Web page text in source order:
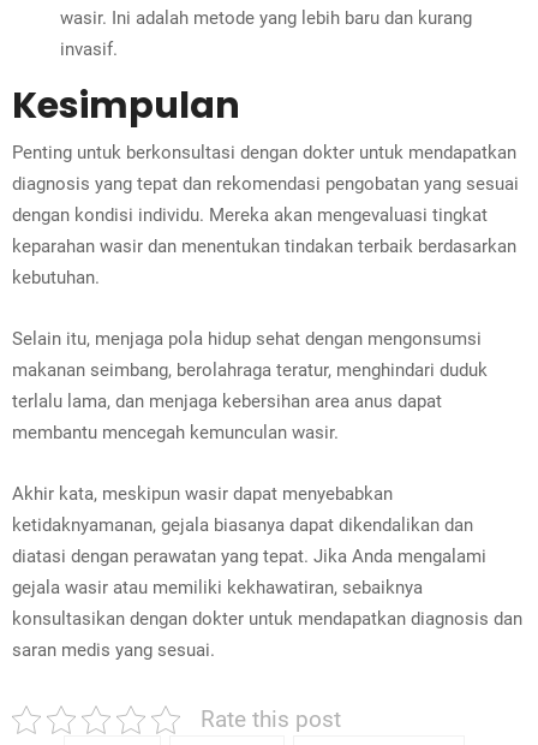
wasir. Ini adalah metode yang lebih baru dan kurang
invasif.
Kesimpulan
Penting untuk berkonsultasi dengan dokter untuk mendapatkan
diagnosis yang tepat dan rekomendasi pengobatan yang sesuai
dengan kondisi individu. Mereka akan mengevaluasi tingkat
keparahan wasir dan menentukan tindakan terbaik berdasarkan
kebutuhan.
Selain itu, menjaga pola hidup sehat dengan mengonsumsi
makanan seimbang, berolahraga teratur, menghindari duduk
terlalu lama, dan menjaga kebersihan area anus dapat
membantu mencegah kemunculan wasir.
Akhir kata, meskipun wasir dapat menyebabkan
ketidaknyamanan, gejala biasanya dapat dikendalikan dan
diatasi dengan perawatan yang tepat. Jika Anda mengalami
gejala wasir atau memiliki kekhawatiran, sebaiknya
konsultasikan dengan dokter untuk mendapatkan diagnosis dan
saran medis yang sesuai.
Rate this post